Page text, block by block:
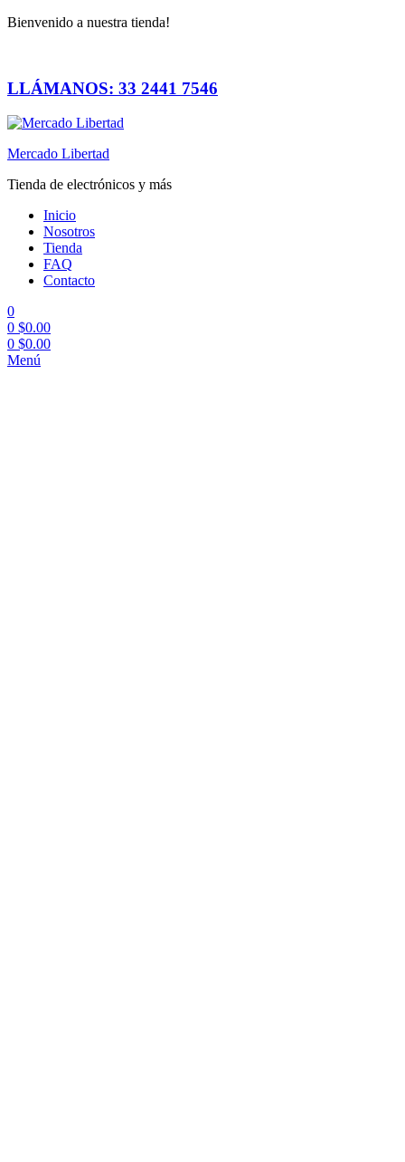
Bienvenido a nuestra tienda!
LLÁMANOS: 33 2441 7546
Mercado Libertad
Tienda de electrónicos y más
Inicio
Nosotros
Tienda
FAQ
Contacto
0
0 $0.00
0 $0.00
Menú